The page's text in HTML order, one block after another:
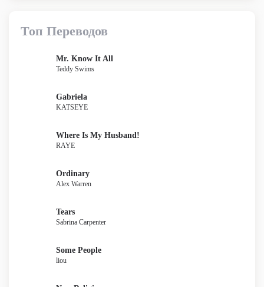
Топ Переводов
Mr. Know It All
Teddy Swims
Gabriela
KATSEYE
Where Is My Husband!
RAYE
Ordinary
Alex Warren
Tears
Sabrina Carpenter
Some People
liou